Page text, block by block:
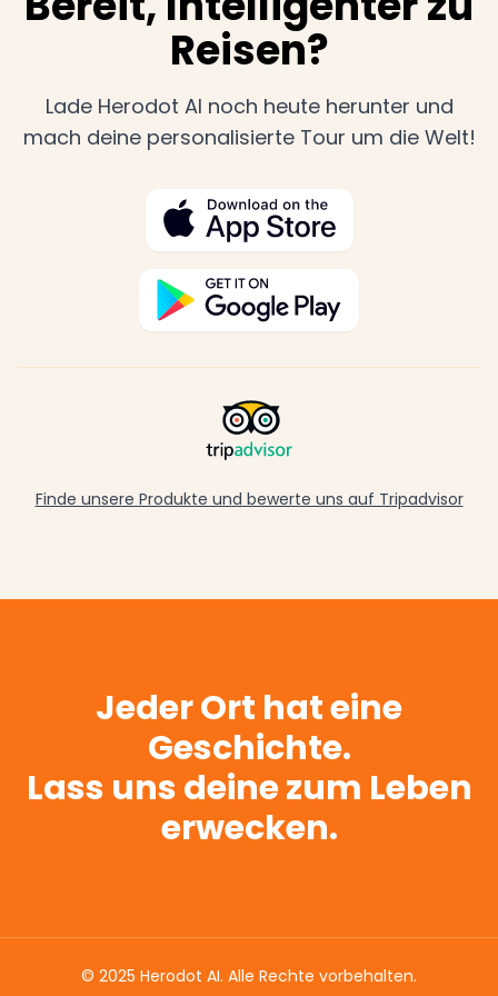
Reisen?
Lade Herodot AI noch heute herunter und
mach deine personalisierte Tour um die Welt!
Finde unsere Produkte und bewerte uns auf Tripadvisor
Jeder Ort hat eine
Geschichte.
Lass uns deine zum Leben
erwecken.
© 2025 Herodot AI. Alle Rechte vorbehalten.